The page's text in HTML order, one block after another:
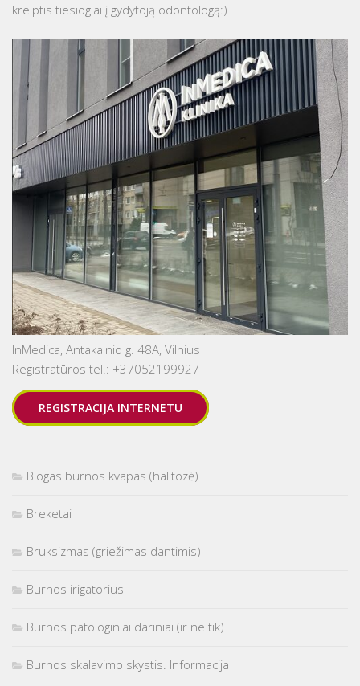
kreiptis tiesiogiai į gydytoją odontologą:)
InMedica, Antakalnio g. 48A, Vilnius
Registratūros tel.: +37052199927
REGISTRACIJA INTERNETU
Blogas burnos kvapas (halitozė)
Breketai
Bruksizmas (griežimas dantimis)
Burnos irigatorius
Burnos patologiniai dariniai (ir ne tik)
Burnos skalavimo skystis. Informacija